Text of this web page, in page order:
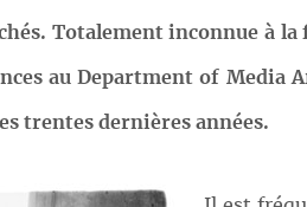
Totalement inconnue à la
au Department of Media
trentes dernières années.